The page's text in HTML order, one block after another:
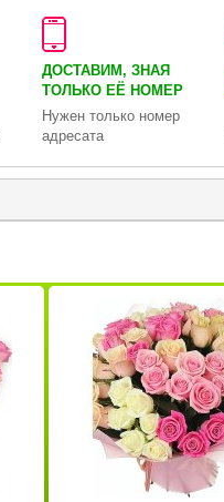
ДОСТАВИМ, ЗНАЯ
ТОЛЬКО ЕЁ НОМЕР
Нужен только номер
адресата